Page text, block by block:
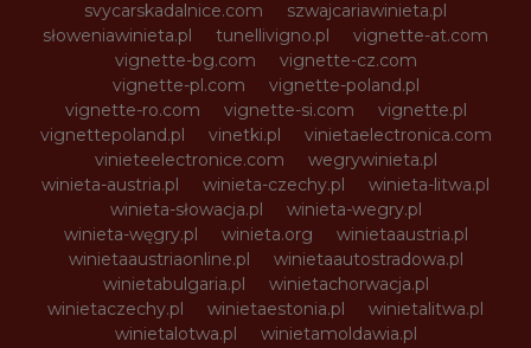
svycarskadalnice.com
szwajcariawinieta.pl
słoweniawinieta.pl
tunellivigno.pl
vignette-at.com
vignette-bg.com
vignette-cz.com
vignette-pl.com
vignette-poland.pl
vignette-ro.com
vignette-si.com
vignette.pl
vignettepoland.pl
vinetki.pl
vinietaelectronica.com
vinieteelectronice.com
wegrywinieta.pl
winieta-austria.pl
winieta-czechy.pl
winieta-litwa.pl
winieta-słowacja.pl
winieta-wegry.pl
winieta-węgry.pl
winieta.org
winietaaustria.pl
winietaaustriaonline.pl
winietaautostradowa.pl
winietabulgaria.pl
winietachorwacja.pl
winietaczechy.pl
winietaestonia.pl
winietalitwa.pl
winietalotwa.pl
winietamoldawia.pl